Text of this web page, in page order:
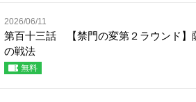
2026/06/11
第百十三話 【禁門の変第２ラウンド】
の戦法
無料